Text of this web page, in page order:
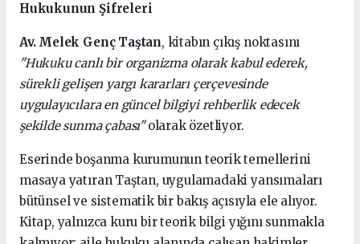
Hukukunun Şifreleri
Av. Melek Genç Taştan, kitabın çıkış noktasını
"Hukuku canlı bir organizma olarak kabul ederek,
sürekli gelişen yargı kararları çerçevesinde
uygulayıcılara en güncel bilgiyi rehberlik edecek
şekilde sunma çabası"olarak özetliyor.
Eserinde boşanma kurumunun teorik temellerini
masaya yatıran Taştan, uygulamadaki yansımaları
bütünsel ve sistematik bir bakış açısıyla ele alıyor.
Kitap, yalnızca kuru bir teorik bilgi yığını sunmakla